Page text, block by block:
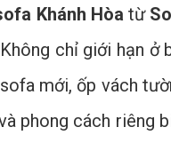
Khánh Hòa từ
chỉ giới hạn ở
mới, ốp vách
phong cách riêng